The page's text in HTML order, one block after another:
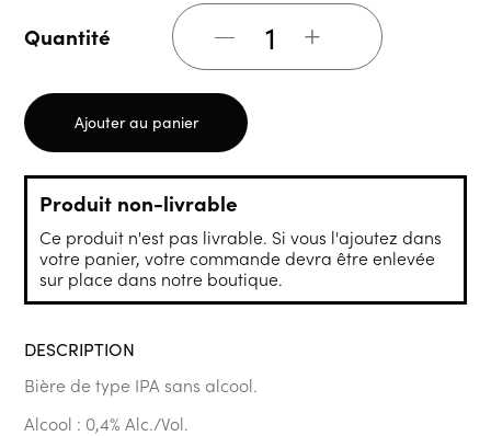
Quantité +
Ajouter au panier
Produit non-livrable
Ce produit n'est pas livrable. Si vous l'ajoutez dans
votre panier, votre commande devra être enlevée
sur place dans notre boutique.
DESCRIPTION
Bière de type IPA sans alcool.
Alcool : 0,4% Alc./Vol.